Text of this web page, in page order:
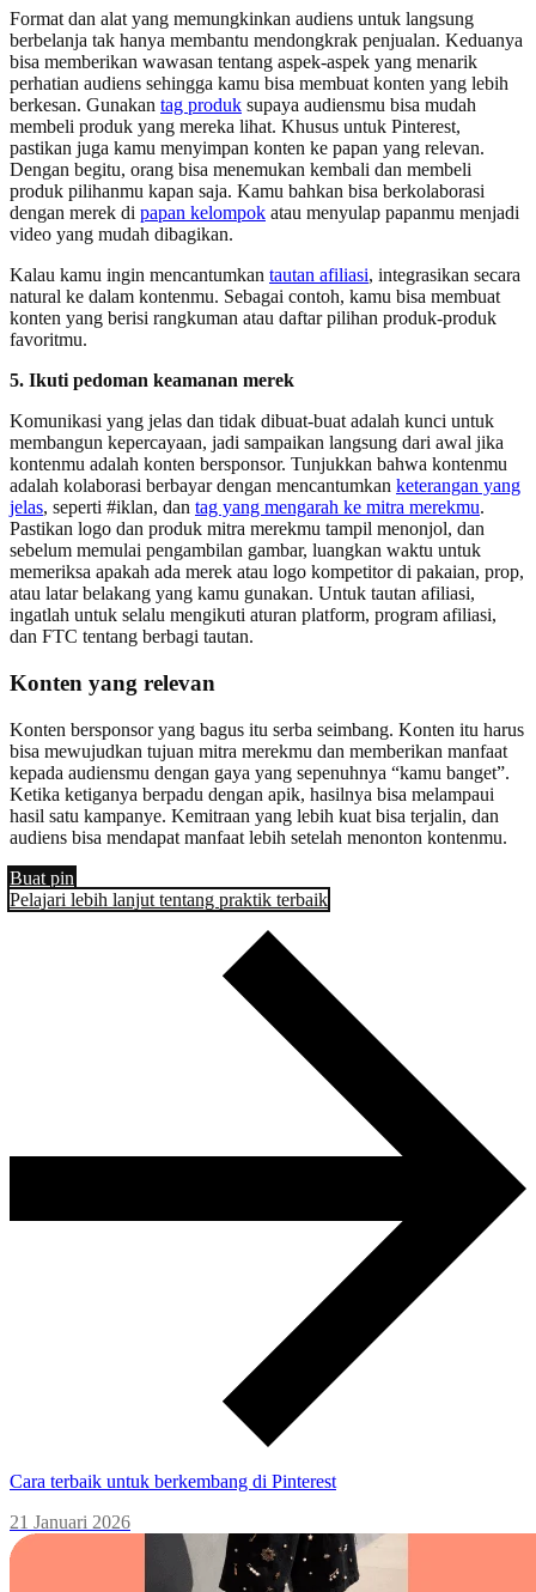
Format dan alat yang memungkinkan audiens untuk langsung
berbelanja tak hanya membantu mendongkrak penjualan. Keduanya
bisa memberikan wawasan tentang aspek-aspek yang menarik
perhatian audiens sehingga kamu bisa membuat konten yang lebih
berkesan. Gunakan tag produk supaya audiensmu bisa mudah
membeli produk yang mereka lihat. Khusus untuk Pinterest,
pastikan juga kamu menyimpan konten ke papan yang relevan.
Dengan begitu, orang bisa menemukan kembali dan membeli
produk pilihanmu kapan saja. Kamu bahkan bisa berkolaborasi
dengan merek di papan kelompok atau menyulap papanmu menjadi
video yang mudah dibagikan.
Kalau kamu ingin mencantumkan tautan afiliasi, integrasikan secara
natural ke dalam kontenmu. Sebagai contoh, kamu bisa membuat
konten yang berisi rangkuman atau daftar pilihan produk-produk
favoritmu.
5. Ikuti pedoman keamanan merek
Komunikasi yang jelas dan tidak dibuat-buat adalah kunci untuk
membangun kepercayaan, jadi sampaikan langsung dari awal jika
kontenmu adalah konten bersponsor. Tunjukkan bahwa kontenmu
adalah kolaborasi berbayar dengan mencantumkan keterangan yang
jelas, seperti #iklan, dan tag yang mengarah ke mitra merekmu.
Pastikan logo dan produk mitra merekmu tampil menonjol, dan
sebelum memulai pengambilan gambar, luangkan waktu untuk
memeriksa apakah ada merek atau logo kompetitor di pakaian, prop,
atau latar belakang yang kamu gunakan. Untuk tautan afiliasi,
ingatlah untuk selalu mengikuti aturan platform, program afiliasi,
dan FTC tentang berbagi tautan.
Konten yang relevan
Konten bersponsor yang bagus itu serba seimbang. Konten itu harus
bisa mewujudkan tujuan mitra merekmu dan memberikan manfaat
kepada audiensmu dengan gaya yang sepenuhnya “kamu banget”.
Ketika ketiganya berpadu dengan apik, hasilnya bisa melampaui
hasil satu kampanye. Kemitraan yang lebih kuat bisa terjalin, dan
audiens bisa mendapat manfaat lebih setelah menonton kontenmu.
Buat pin
Pelajari lebih lanjut tentang praktik terbaik
Cara terbaik untuk berkembang di Pinterest
21 Januari 2026